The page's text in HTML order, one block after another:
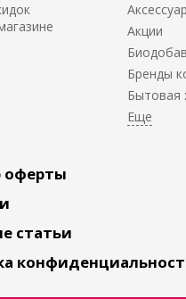
Акции
Бренды
Бытовая
оферты
статьи